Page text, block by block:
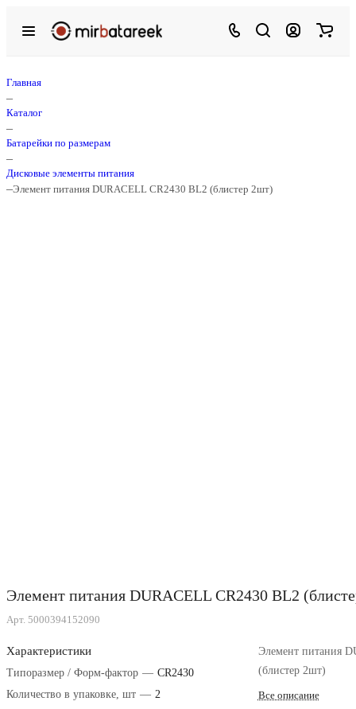
Главная
–
Каталог
–
Батарейки по размерам
–
Дисковые элементы питания
–Элемент питания DURACELL CR2430 BL2 (блистер 2шт)
Элемент питания DURACELL CR2430 BL2
Арт. 5000394152090
Характеристики
Типоразмер / Форм-фактор — CR2430
Количество в упаковке, шт — 2
Элемент питания
(блистер 2шт)
Все описание